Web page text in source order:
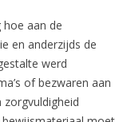
aan de
en anderzijds de
werd
of bezwaren aan